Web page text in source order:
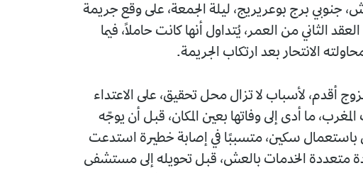
جنوبي برج بوعريريج، ليلة الجمعة، على وقع جريمة
الثاني من العمر، يُتداول أنها كانت حاملاً، فيما
الانتحار بعد ارتكاب الجريمة.
أقدم، لأسباب لا تزال محل تحقيق، على الاعتداء
ما أدى إلى وفاتها بعين المكان، قبل أن يوجّه
سكين، متسببًا في إصابة خطيرة استدعت
متعددة الخدمات بالعش، قبل تحويله إلى مستشفى